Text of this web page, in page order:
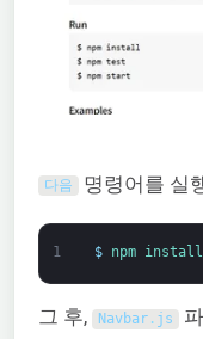
다음 명령어를 실
1 $ npm install
그 후, Navbar. js